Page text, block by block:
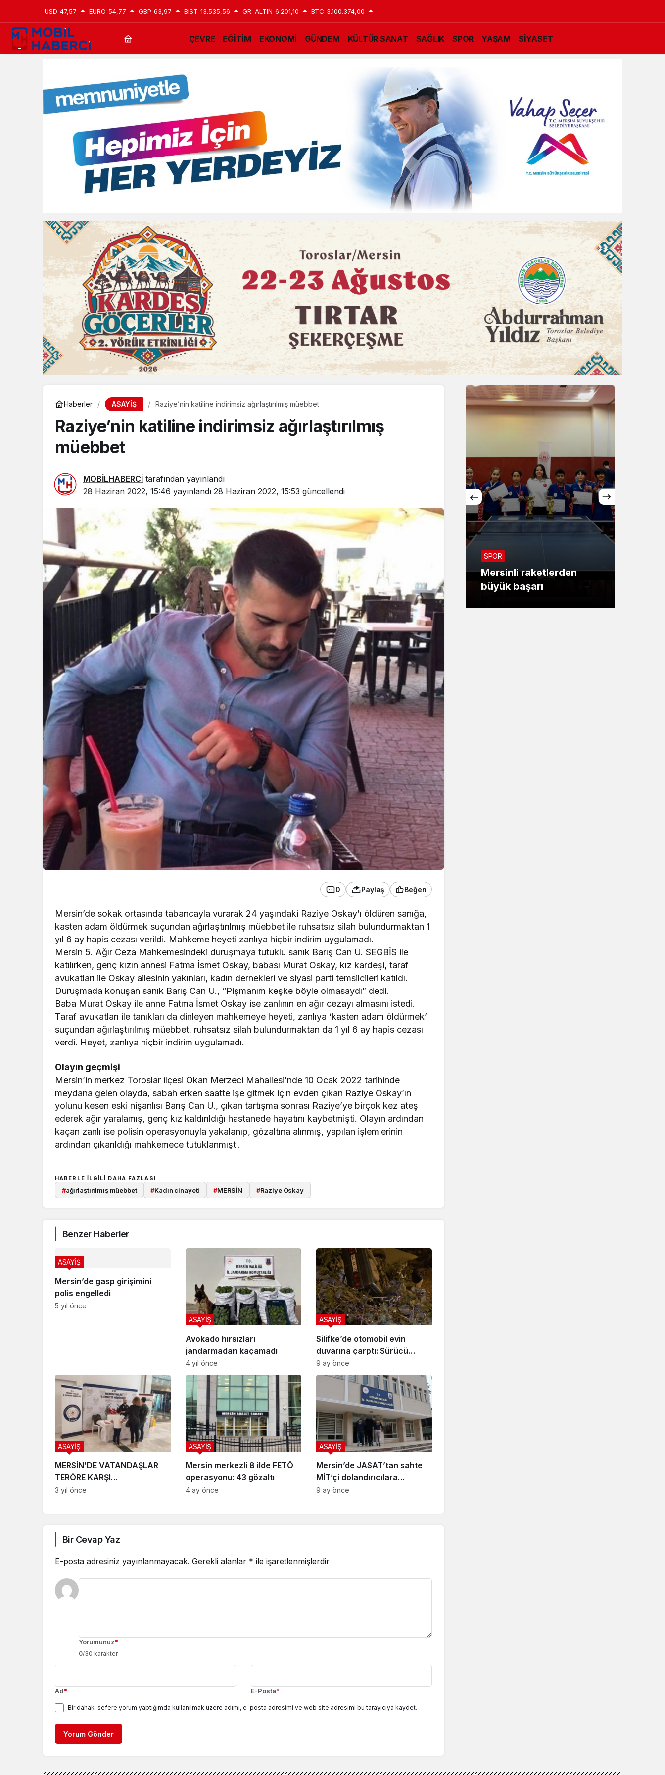
USD 47,57 EURO 54,77 GBP 63,97 BIST 13.535,56 GR. ALTIN 6.201,10 BTC 3.100.374,00
ÇEVRE EĞİTİM EKONOMİ GÜNDEM KÜLTÜR SANAT SAĞLIK SPOR YAŞAM SİYASET
Haberler ASAYİŞ Raziye’nin katiline indirimsiz ağırlaştırılmış müebbet
Raziye’nin katiline indirimsiz ağırlaştırılmış
müebbet
MOBİLHABERCİ tarafından yayınlandı
28 Haziran 2022, 15:46 yayınlandı 28 Haziran 2022, 15:53 güncellendi
0 Paylaş Beğen
Mersin’de sokak ortasında tabancayla vurarak 24 yaşındaki Raziye Oskay’ı öldüren sanığa,
kasten adam öldürmek suçundan ağırlaştırılmış müebbet ile ruhsatsız silah bulundurmaktan 1
yıl 6 ay hapis cezası verildi. Mahkeme heyeti zanlıya hiçbir indirim uygulamadı.
Mersin 5. Ağır Ceza Mahkemesindeki duruşmaya tutuklu sanık Barış Can U. SEGBİS ile
katılırken, genç kızın annesi Fatma İsmet Oskay, babası Murat Oskay, kız kardeşi, taraf
avukatları ile Oskay ailesinin yakınları, kadın dernekleri ve siyasi parti temsilcileri katıldı.
Duruşmada konuşan sanık Barış Can U., “Pişmanım keşke böyle olmasaydı” dedi.
Baba Murat Oskay ile anne Fatma İsmet Oskay ise zanlının en ağır cezayı almasını istedi.
Taraf avukatları ile tanıkları da dinleyen mahkemeye heyeti, zanlıya ‘kasten adam öldürmek’
suçundan ağırlaştırılmış müebbet, ruhsatsız silah bulundurmaktan da 1 yıl 6 ay hapis cezası
verdi. Heyet, zanlıya hiçbir indirim uygulamadı.
Olayın geçmişi
Mersin’in merkez Toroslar ilçesi Okan Merzeci Mahallesi’nde 10 Ocak 2022 tarihinde
meydana gelen olayda, sabah erken saatte işe gitmek için evden çıkan Raziye Oskay’ın
yolunu kesen eski nişanlısı Barış Can U., çıkan tartışma sonrası Raziye’ye birçok kez ateş
ederek ağır yaralamış, genç kız kaldırıldığı hastanede hayatını kaybetmişti. Olayın ardından
kaçan zanlı ise polisin operasyonuyla yakalanıp, gözaltına alınmış, yapılan işlemlerinin
ardından çıkarıldığı mahkemece tutuklanmıştı.
HABERLE ILGILI DAHA FAZLASI
#ağırlaştırılmış müebbet #Kadın cinayeti #MERSİN #Raziye Oskay
Benzer Haberler
Mersin’de gasp girişimini
polis engelledi
ASAYİŞ
5 yıl önce
Avokado hırsızları
jandarmadan kaçamadı
ASAYİŞ
4 yıl önce
Silifke’de otomobil evin
duvarına çarptı: Sürücü
kurtarılamadı
ASAYİŞ
9 ay önce
MERSİN’DE VATANDAŞLAR
TERÖRE KARŞI
BİLGİLENDİRİLİYOR
ASAYİŞ
3 yıl önce
Mersin merkezli 8 ilde FETÖ
operasyonu: 43 gözaltı
ASAYİŞ
4 ay önce
Mersin’de JASAT’tan sahte
MİT’çi dolandırıcılara
operasyon: 3 tutuklama
ASAYİŞ
9 ay önce
Bir Cevap Yaz
E-posta adresiniz yayınlanmayacak. Gerekli alanlar * ile işaretlenmişlerdir
Yorumunuz*
0/30 karakter
Ad* E-Posta*
Bir dahaki sefere yorum yaptığımda kullanılmak üzere adımı, e-posta adresimi ve web site adresimi bu tarayıcıya kaydet.
Yorum Gönder
GÜNDEM
Mersin’de Site
Sakinlerinin Sorunları
Kaymakam Tetikoğlu’na
İletildi
GÜNDEM
BAŞKAN YILDIZ,
SAHADAKİ
ÇALIŞMALARI YERİNDE
İNCELEDİ
SPOR
Mersinli raketlerden
büyük başarı